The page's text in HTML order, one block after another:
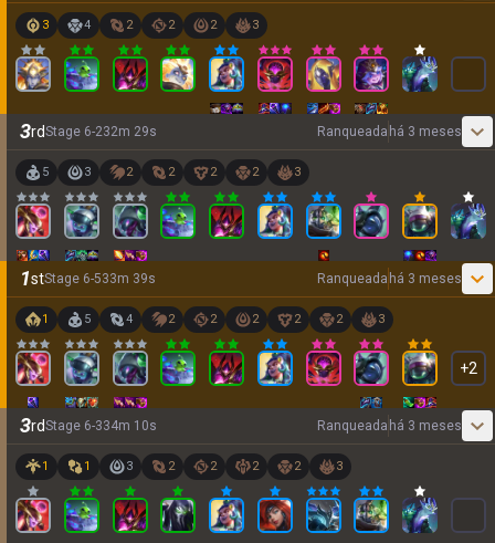
3 4 2 2 2 3
3rdStage 6-232m 29s Ranqueada há 3 meses
5 3 2 2 2 2 3
1stStage 6-533m 39s Ranqueada há 3 meses
1 5 4 2 2 2 2 2 3
+2
3rdStage 6-334m 10s Ranqueada há 3 meses
1 1 3 2 2 2 2 3